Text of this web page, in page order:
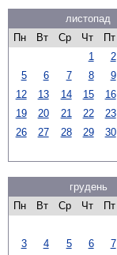
листопад
Пн
Вт Ср Чт Пт
1
2
5
6 7 8 9
12
13 14 15 16
19
20 21 22 23
26
27 28 29 30
грудень
Пн
Вт Ср Чт Пт
3
4 5 6 7